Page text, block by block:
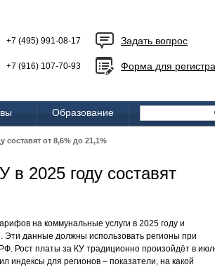
+7 (495) 991-08-17 Задать вопрос
+7 (916) 107-70-93 Форма для
Образование
от 8,6% до 21,1%
2025 году составят
на коммунальные услуги в 2025 году и
Эти данные должны использовать регионы при
Рост платы за КУ традиционно произойдёт в
индексы для регионов – показатели, на какой